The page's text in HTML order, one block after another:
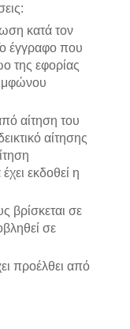
κατά τον
έγγραφο που
της εφορίας
αίτηση του
αίτησης
εκδοθεί η
βρίσκεται σε
σε
προέλθει από